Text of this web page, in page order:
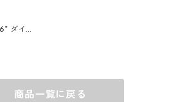
ダイア
B-SH
商品一覧に戻る